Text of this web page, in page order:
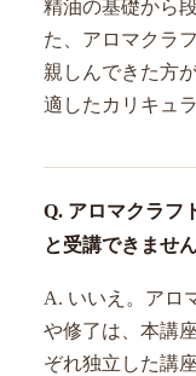
精油の基礎から
た、アロマクラ
親しんできた方
適したカリキュ
Q. アロマクラフ
と受講できませ
A. いいえ。アロ
や修了は、本講
ぞれ独立した講